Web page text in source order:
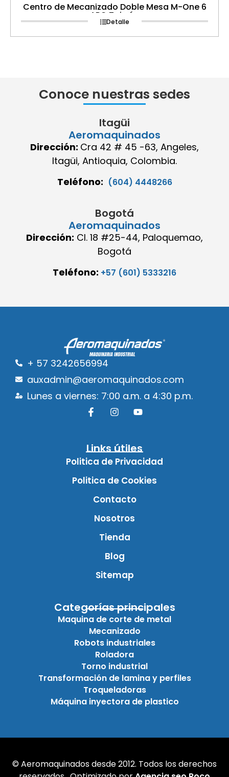
Centro de Mecanizado Doble Mesa M-One 6
APC Taiwán
Detalle
Conoce nuestras sedes
Itagüi
Aeromaquinados
Dirección: Cra 42 # 45 -63, Angeles,
Itagüi, Antioquia, Colombia.
Teléfono: (604) 4448266
Bogotá
Aeromaquinados
Dirección: Cl. 18 #25-44, Paloquemao,
Bogotá
Teléfono: +57 (601) 5333216
+ 57 3242656994
auxadmin@aeromaquinados.com
Lunes a viernes: 7:00 a.m. a 4:30 p.m.
Links útiles
Politica de Privacidad
Politica de Cookies
Contacto
Nosotros
Tienda
Blog
Sitemap
Categorías principales
Maquina de corte de metal
Mecanizado
Robots industriales
Roladora
Torno industrial
Transformación de lamina y perfiles
Troqueladoras
Máquina inyectora de plastico
© Aeromaquinados desde 2012. Todos los derechos